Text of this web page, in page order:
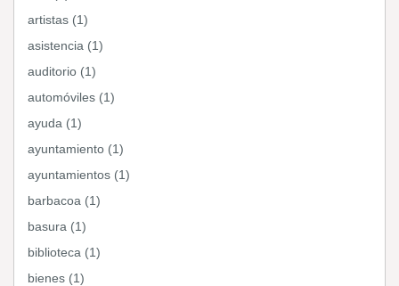
artistas (1)
asistencia (1)
auditorio (1)
automóviles (1)
ayuda (1)
ayuntamiento (1)
ayuntamientos (1)
barbacoa (1)
basura (1)
biblioteca (1)
bienes (1)